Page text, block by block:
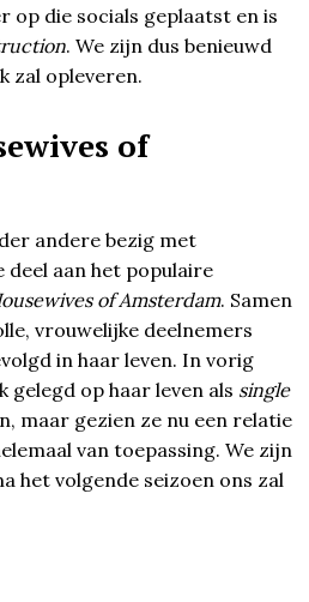
op die socials geplaatst en is
. We zijn dus benieuwd
zal opleveren.
of
andere bezig met
deel aan het populaire
of Amsterdam. Samen
vrouwelijke deelnemers
in haar leven. In vorig
gelegd op haar leven als single
maar gezien ze nu een relatie
van toepassing. We zijn
het volgende seizoen ons zal